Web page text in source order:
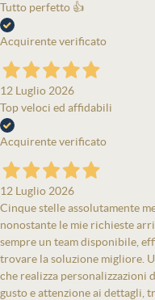
Tutto perfetto 👍
Acquirente verificato
12 Luglio 2026
Top veloci ed affidabili
Acquirente verificato
12 Luglio 2026
Cinque stelle assolutamente
nonostante le mie richieste
sempre un team disponibile,
trovare la soluzione migliore.
che realizza personalizzazioni
gusto e attenzione ai dettagli,